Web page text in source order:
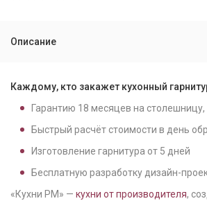
Описание
Каждому, кто закажет кухонный
Гарантию 18 месяцев на
Быстрый расчёт стоимости в день
Изготовление гарнитура от 5 дней
Бесплатную разработку дизайн-
«Кухни РМ» — кухни от производителя,